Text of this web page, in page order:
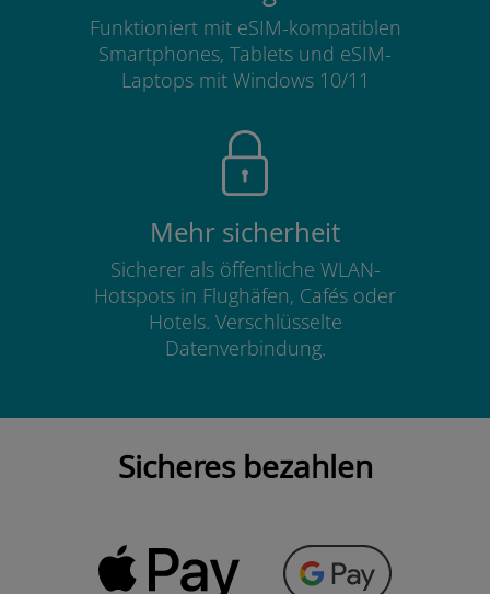
Funktioniert mit eSIM-kompatiblen
Smartphones, Tablets und eSIM-
Laptops mit Windows 10/11
Mehr sicherheit
Sicherer als öffentliche WLAN-
Hotspots in Flughäfen, Cafés oder
Hotels. Verschlüsselte
Datenverbindung.
Sicheres bezahlen